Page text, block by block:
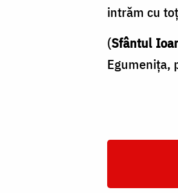
intrăm cu
(Sfântul
Egumenița,